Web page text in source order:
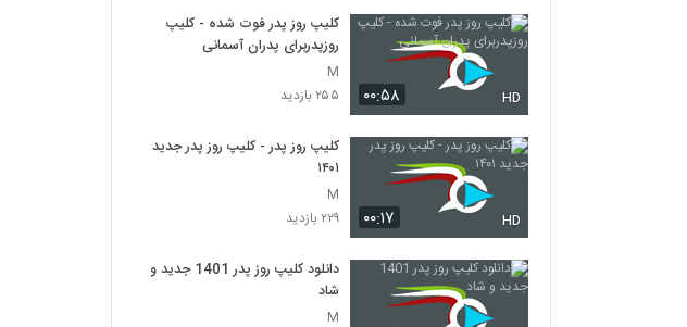
۰۰:۵۸ HD
کلیپ روز پدر فوت شده - کلیپ
روزپدربرای پدران آسمانی
M
۲۵۵ بازدید
۰۰:۱۷ HD
کلیپ روز پدر - کلیپ روز پدر جدید
۱۴۰۱
M
۲۲۹ بازدید
دانلود کلیپ روز پدر 1401 جدید و
شاد
M